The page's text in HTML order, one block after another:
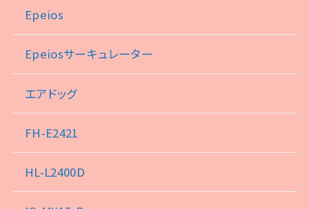
Epeios
Epeiosサーキュレーター
エアドッグ
FH-E2421
HL-L2400D